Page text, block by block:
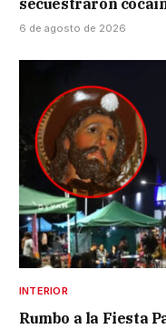
6 de agosto de 2026
INTERIOR
Rumbo a la Fiesta